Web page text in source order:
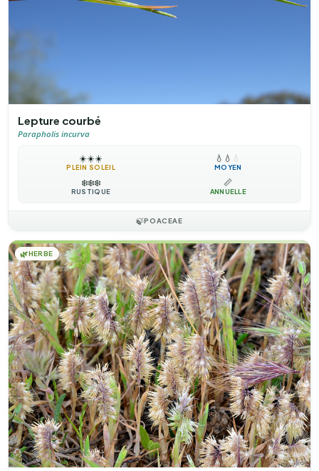
Lepture courbé
Parapholis incurva
☀️☀️☀️
PLEIN SOLEIL
💧 💧 💧
MOYEN
❄️❄️❄️
RUSTIQUE
📏
ANNUELLE
🍃POACEAE
🌿HERBE